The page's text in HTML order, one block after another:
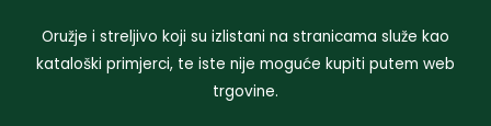
Oružje i streljivo koji su izlistani na stranicama služe kao
kataloški primjerci, te iste nije moguće kupiti putem web
trgovine.